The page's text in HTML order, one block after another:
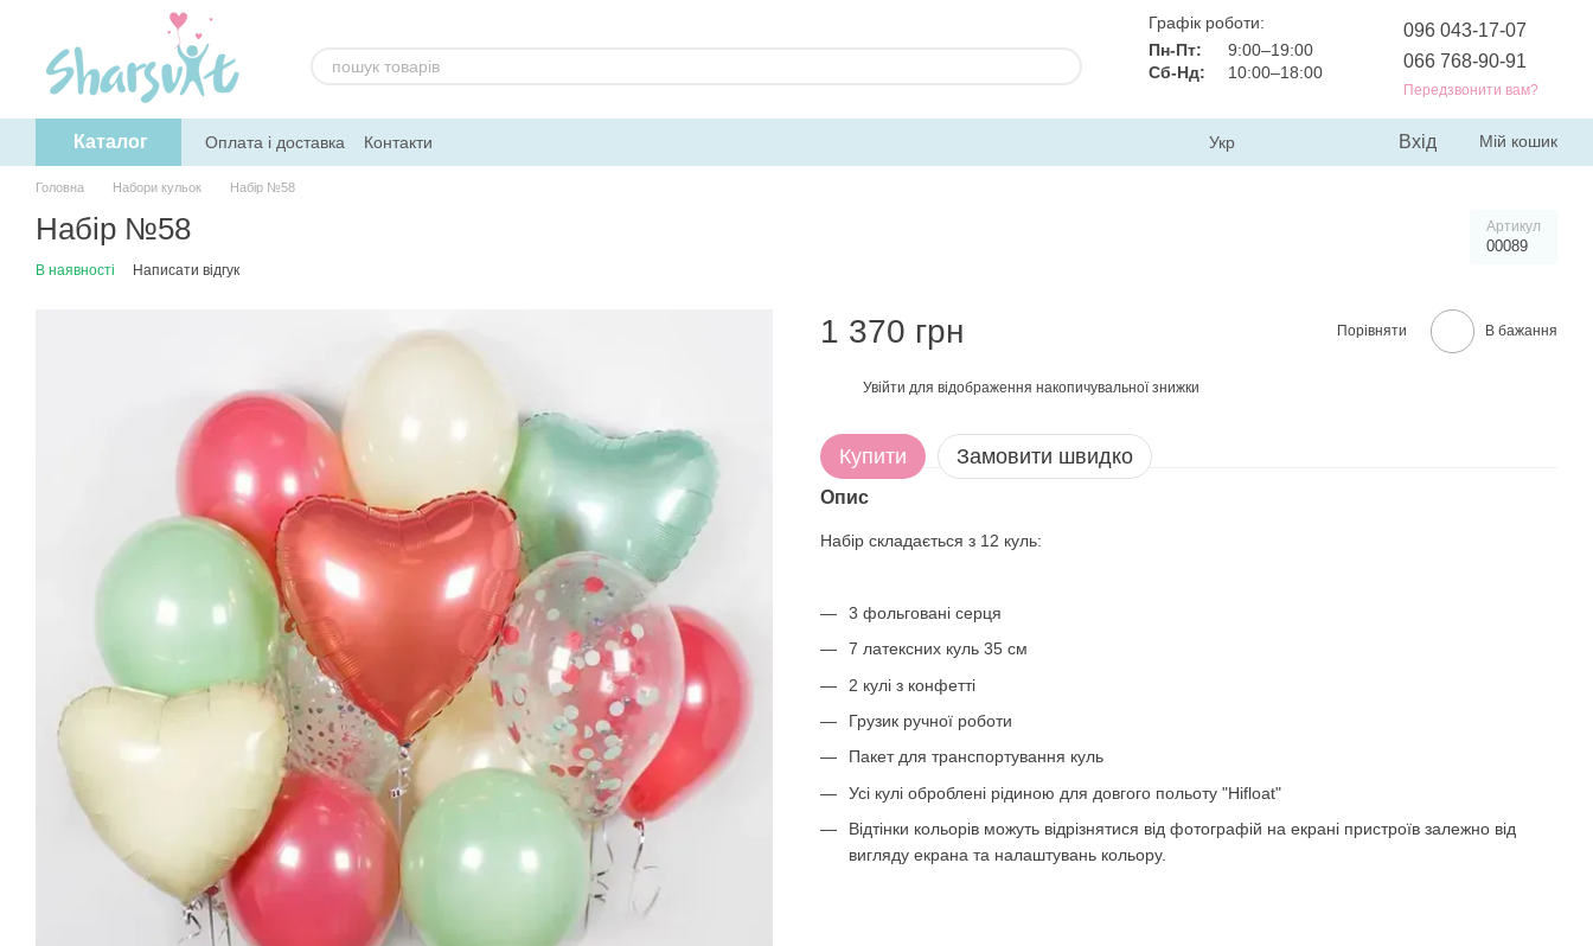
Перейти до основного контенту
Графік роботи:
Пн-Пт:
9:00–19:00
Сб-Нд:
10:00–18:00
096 043-17-07
066 768-90-91
Передзвонити вам?
Каталог Оплата і доставка Контакти Укр Вхід Мій кошик
Головна Набори кульок Набір №58
Набір №58 Артикул
00089
В наявності Написати відгук
1 370 грн Порівняти В бажання
Увійти для відображення накопичувальної знижки
Купити Замовити швидко
Опис
Набір складається з 12 куль:
3 фольговані серця
7 латексних куль 35 см
2 кулі з конфетті
Грузик ручної роботи
Пакет для транспортування куль
Усі кулі оброблені рідиною для довгого польоту "Hifloat"
Відтінки кольорів можуть відрізнятися від фотографій на екрані пристроїв залежно від
вигляду екрана та налаштувань кольору.